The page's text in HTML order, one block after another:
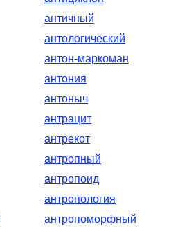
античный
антологический
антон-маркоман
антония
антоныч
антрацит
антрекот
антропный
антропоид
антропология
антропоморфный